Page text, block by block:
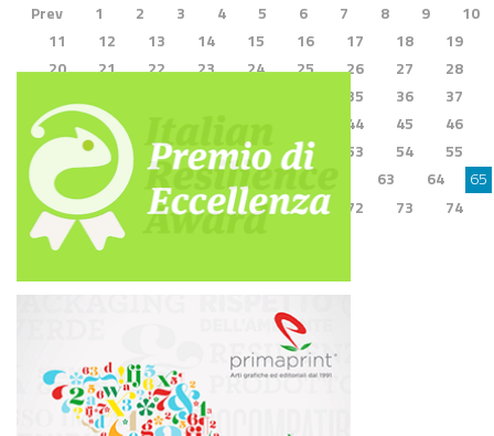
Prev 1 2 3 4 5 6 7 8 9
10
11
12 13 14 15 16 17 18
19
20
21 22 23 24 25 26 27
28
35 36
37
38
39 44 45
46
48 49 50 51 52 53 54
55
56
58 63 64
65
66
67 68 69 70 71 72 73
74